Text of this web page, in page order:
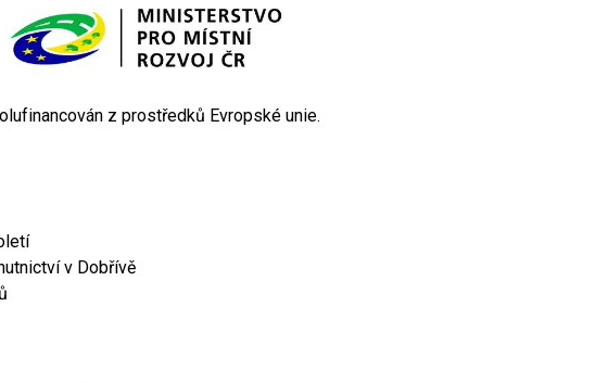
z prostředků Evropské unie.
v Dobřívě